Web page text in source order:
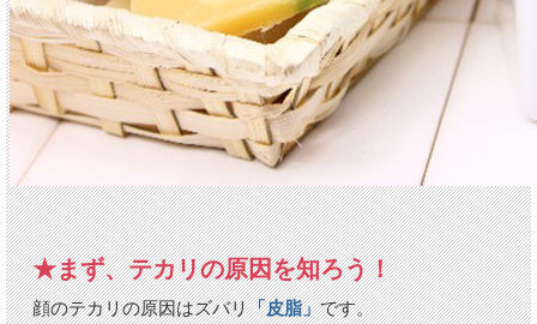
★まず、テカリの原因を知ろう！
顔のテカリの原因はズバリ「皮脂」です。